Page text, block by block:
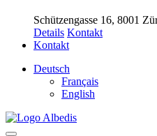
Schützengasse 16, 8001
Details Kontakt
Kontakt
Deutsch
Français
English